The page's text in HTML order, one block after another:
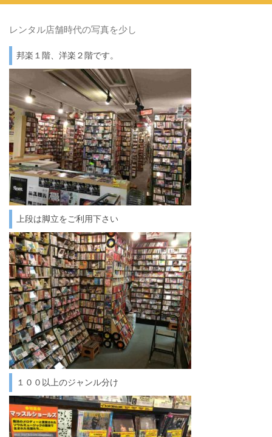
レンタル店舗時代の写真を少し
邦楽１階、洋楽２階です。
上段は脚立をご利用下さい
１００以上のジャンル分け